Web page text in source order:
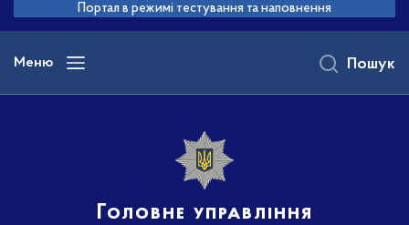
основного
вмісту
Портал в режимі тестування та наповнення
Меню
Головне управління
Пошук